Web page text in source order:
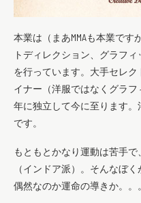
本業は（まあMMAも本業ですが
トディレクション、グラフ
を行っています。大手セレ
イナー（洋服ではなくグラ
年に独立して今に至ります
です。
もともとかなり運動は苦手
（インドア派）。そんなぼ
偶然なのか運命の導きか。。。